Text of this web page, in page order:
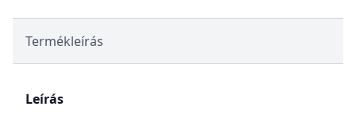
Termékleírás
Leírás